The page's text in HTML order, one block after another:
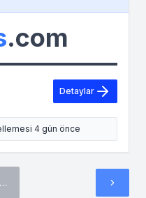
.com
Detaylar
4 gün önce
...